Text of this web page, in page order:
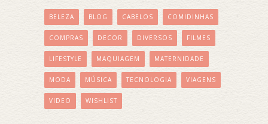
BELEZA BLOG CABELOS COMIDINHAS
COMPRAS DECOR DIVERSOS FILMES
LIFESTYLE MAQUIAGEM MATERNIDADE
MODA MÚSICA TECNOLOGIA VIAGENS
VIDEO WISHLIST